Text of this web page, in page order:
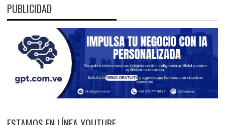
PUBLICIDAD